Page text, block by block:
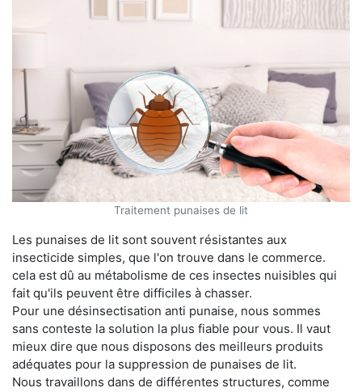
Traitement punaises de lit
Les punaises de lit sont souvent résistantes aux
insecticide simples, que l'on trouve dans le commerce.
cela est dû au métabolisme de ces insectes nuisibles qui
fait qu'ils peuvent être difficiles à chasser.
Pour une désinsectisation anti punaise, nous sommes
sans conteste la solution la plus fiable pour vous. Il vaut
mieux dire que nous disposons des meilleurs produits
adéquates pour la suppression de punaises de lit.
Nous travaillons dans de différentes structures, comme